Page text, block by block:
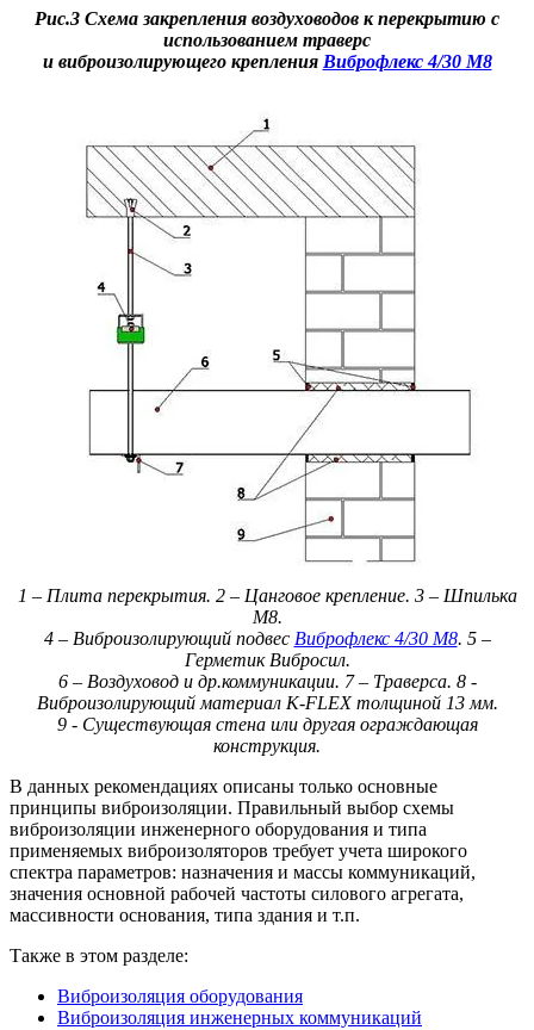
Рис.3 Схема закрепления воздуховодов к перекрытию с
использованием траверс
и виброизолирующего крепления Виброфлекс 4/30 М8
1 – Плита перекрытия. 2 – Цанговое крепление. 3 – Шпилька
М8.
4 – Виброизолирующий подвес Виброфлекс 4/30 М8. 5 –
Герметик Вибросил.
6 – Воздуховод и др.коммуникации. 7 – Траверса. 8 -
Виброизолирующий материал K-FLEX толщиной 13 мм.
9 - Существующая стена или другая ограждающая
конструкция.
В данных рекомендациях описаны только основные
принципы виброизоляции. Правильный выбор схемы
виброизоляции инженерного оборудования и типа
применяемых виброизоляторов требует учета широкого
спектра параметров: назначения и массы коммуникаций,
значения основной рабочей частоты силового агрегата,
массивности основания, типа здания и т.п.
Также в этом разделе:
Виброизоляция оборудования
Виброизоляция инженерных коммуникаций